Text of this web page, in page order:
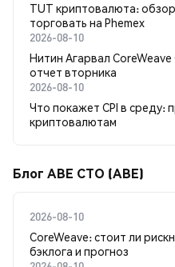
TUT криптовалюта:
торговать на Phemex
2026-08-10
Нитин Агарвал CoreWeave
отчет вторника
2026-08-10
Что покажет CPI в среду:
криптовалютам
Блог ABE CTO (ABE)
2026-08-10
CoreWeave: стоит ли
бэклога и прогноз